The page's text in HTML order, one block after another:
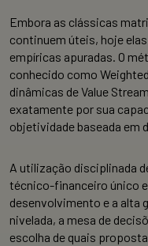
Embora as clássicas
continuem úteis, hoje
empíricas apuradas. O
conhecido como
dinâmicas de Value
exatamente por sua
objetividade baseada em
A utilização disciplinada
técnico-financeiro único
desenvolvimento e a alta
nivelada, a mesa de
escolha de quais